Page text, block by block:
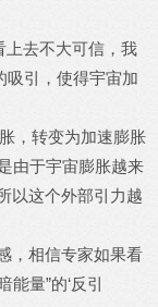
上去不大可信，我
吸引，使得宇宙加
，转变为加速膨胀
由于宇宙膨胀越来
以这个外部引力越
，相信专家如果看
量”的‘反引